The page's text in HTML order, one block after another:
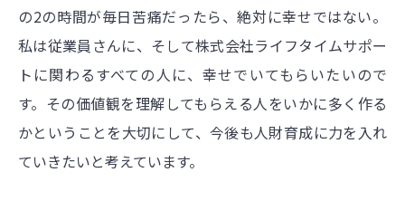
の2の時間が毎日苦痛だったら、絶対に幸せではない。
私は従業員さんに、そして株式会社ライフタイムサポー
トに関わるすべての人に、幸せでいてもらいたいので
す。その価値観を理解してもらえる人をいかに多く作る
かということを大切にして、今後も人財育成に力を入れ
ていきたいと考えています。